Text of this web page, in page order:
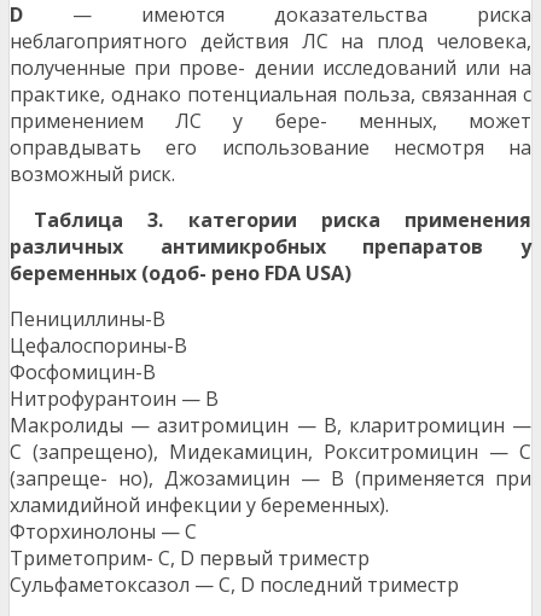
D — имеются доказательства риска
неблагоприятного действия ЛС на плод человека,
полученные при прове- дении исследований или на
практике, однако потенциальная польза, связанная с
применением ЛС у бере- менных, может
оправдывать его использование несмотря на
возможный риск.
Таблица 3. категории риска применения
различных антимикробных препаратов у
беременных (одоб- рено FDA USA)
Пенициллины-B
Цефалоспорины-B
Фосфомицин-B
Нитрофурантоин — B
Макролиды — азитромицин — B, кларитромицин —
С (запрещено), Мидекамицин, Рокситромицин — С
(запреще- но), Джозамицин — В (применяется при
хламидийной инфекции у беременных).
Фторхинолоны — C
Триметоприм- C, D первый триместр
Сульфаметоксазол — C, D последний триместр